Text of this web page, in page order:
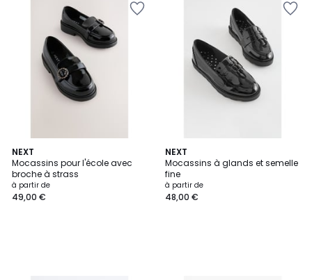
NEXT
Mocassins pour l'école avec
broche à strass
à partir de
49,00 €
NEXT
Mocassins à glands et semelle
fine
à partir de
48,00 €